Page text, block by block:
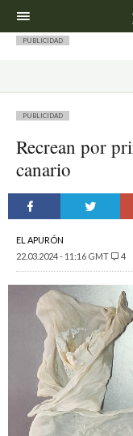
PUBLICIDAD
PUBLICIDAD
Recrean por
canario
EL APURÓN
22.03.2024 - 11:16 GMT
4